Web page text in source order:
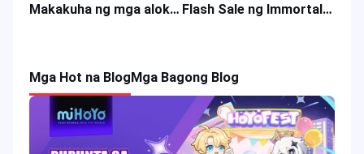
Makakuha ng mga alok sa Fantasy MMORPG: Mga Premyo at Diskwento ng Immortal Heritage Flash Sale ng Immortal Heritage Ascension Event na may Gaming Rewards
Mga Hot na BlogMga Bagong Blog